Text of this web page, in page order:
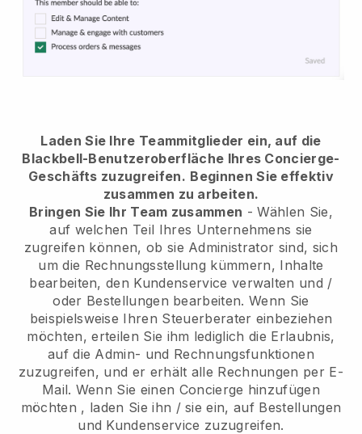
Laden Sie Ihre Teammitglieder ein, auf die
Blackbell-Benutzeroberfläche Ihres Concierge-
Geschäfts zuzugreifen. Beginnen Sie effektiv
zusammen zu arbeiten.
Bringen Sie Ihr Team zusammen - Wählen Sie,
auf welchen Teil Ihres Unternehmens sie
zugreifen können, ob sie Administrator sind, sich
um die Rechnungsstellung kümmern, Inhalte
bearbeiten, den Kundenservice verwalten und /
oder Bestellungen bearbeiten. Wenn Sie
beispielsweise Ihren Steuerberater einbeziehen
möchten, erteilen Sie ihm lediglich die Erlaubnis,
auf die Admin- und Rechnungsfunktionen
zuzugreifen, und er erhält alle Rechnungen per E-
Mail. Wenn Sie einen Concierge hinzufügen
möchten , laden Sie ihn / sie ein, auf Bestellungen
und Kundenservice zuzugreifen.